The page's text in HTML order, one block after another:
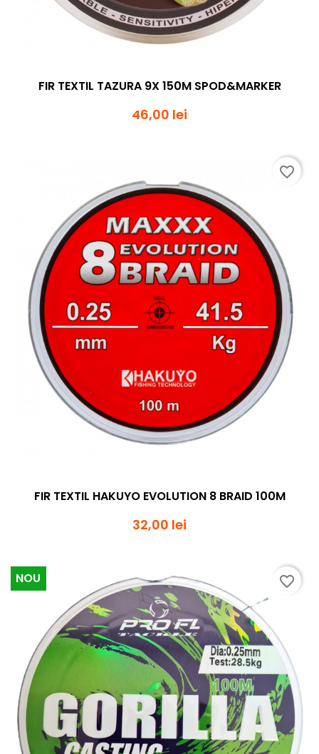
FIR TEXTIL TAZURA 9X 150M SPOD&MARKER
46,00 lei
FIR TEXTIL HAKUYO EVOLUTION 8 BRAID 100M
32,00 lei
favorite_border
NOU favorite_border